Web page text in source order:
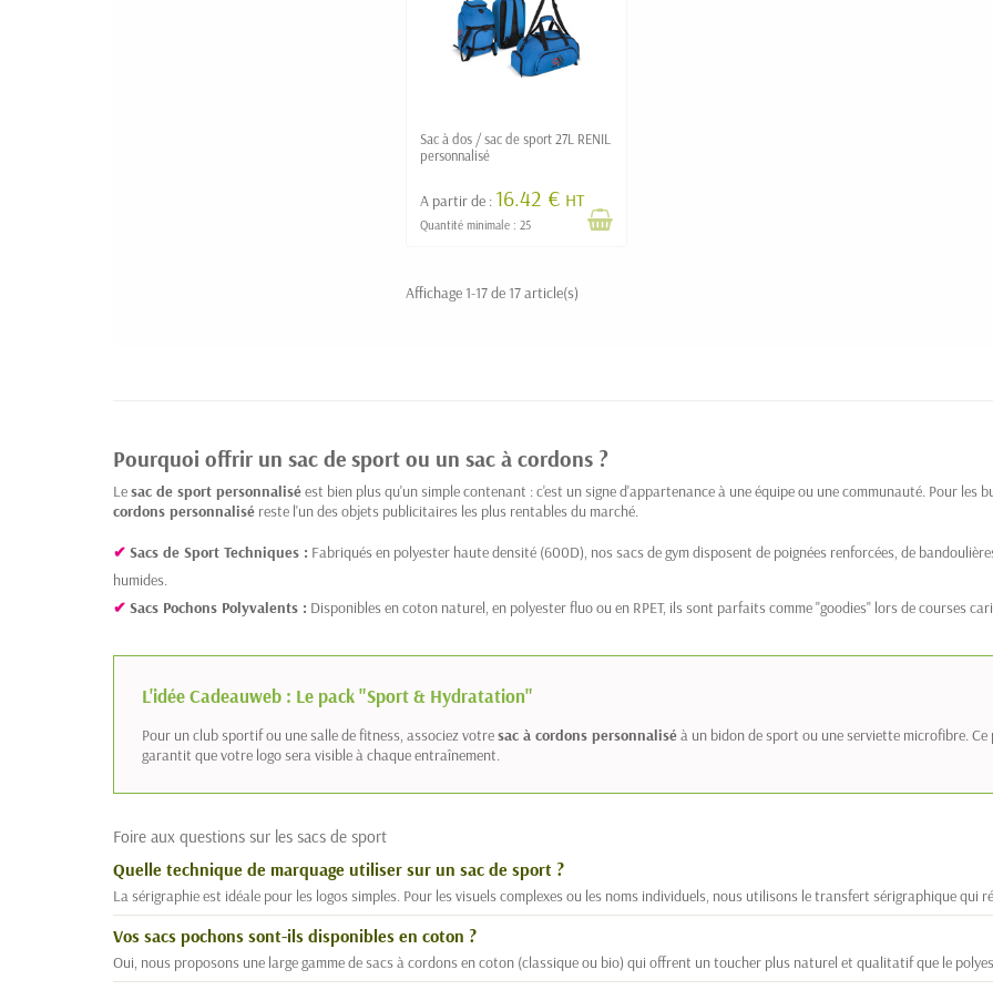
Sac à dos / sac de sport 27L RENIL
personnalisé
A partir de : 16.42 € HT
Quantité minimale : 25
Affichage 1-17 de 17 article(s)
Pourquoi offrir un sac de sport ou un sac à cordons ?
Lesac de sport personnaliséest bien plus qu'un simple contenant : c'est un signe d'appartenance à une équipe ou une communauté. Pour les
cordons personnalisé reste l'un des objets publicitaires les plus rentables du marché.
✔ Sacs de Sport Techniques : Fabriqués en polyester haute densité (600D), nos sacs de gym disposent de poignées renforcées, de
humides.
✔ Sacs Pochons Polyvalents : Disponibles en coton naturel, en polyester fluo ou en RPET, ils sont parfaits comme "goodies" lors de courses
L'idée Cadeauweb : Le pack "Sport & Hydratation"
Pour un club sportif ou une salle de fitness, associez votresac à cordons personnaliséà un bidon de sport ou une serviette microfibre.
garantit que votre logo sera visible à chaque entraînement.
Foire aux questions sur les sacs de sport
Quelle technique de marquage utiliser sur un sac de sport ?
La sérigraphie est idéale pour les logos simples. Pour les visuels complexes ou les noms individuels, nous utilisons le transfert sérigraphique
Vos sacs pochons sont-ils disponibles en coton ?
Oui, nous proposons une large gamme de sacs à cordons en coton (classique ou bio) qui offrent un toucher plus naturel et qualitatif que le